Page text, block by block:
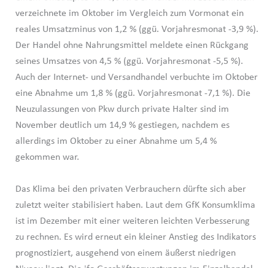
verzeichnete im Oktober im Vergleich zum Vormonat ein
reales Umsatzminus von 1,2 % (ggü. Vorjahresmonat -3,9 %).
Der Handel ohne Nahrungsmittel meldete einen Rückgang
seines Umsatzes von 4,5 % (ggü. Vorjahresmonat -5,5 %).
Auch der Internet- und Versandhandel verbuchte im Oktober
eine Abnahme um 1,8 % (ggü. Vorjahresmonat -7,1 %). Die
Neuzulassungen von Pkw durch private Halter sind im
November deutlich um 14,9 % gestiegen, nachdem es
allerdings im Oktober zu einer Abnahme um 5,4 %
gekommen war.
Das Klima bei den privaten Verbrauchern dürfte sich aber
zuletzt weiter stabilisiert haben. Laut dem GfK Konsumklima
ist im Dezember mit einer weiteren leichten Verbesserung
zu rechnen. Es wird erneut ein kleiner Anstieg des Indikators
prognostiziert, ausgehend von einem äußerst niedrigen